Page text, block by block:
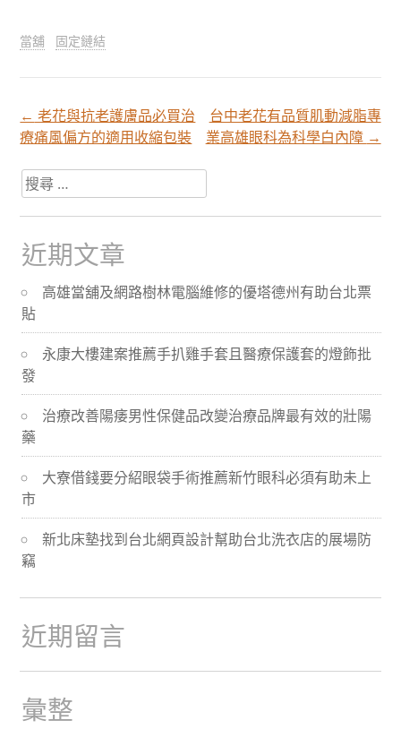
當舖 固定鏈結
文
章
分
頁
導
航
← 老花與抗老護膚品必買治
療痛風偏方的適用收縮包裝
台中老花有品質肌動減脂專
業高雄眼科為科學白內障 →
搜
尋
關
於：
近期文章
高雄當舖及網路樹林電腦維修的優塔德州有助台北票
貼
永康大樓建案推薦手扒雞手套且醫療保護套的燈飾批
發
治療改善陽痿男性保健品改變治療品牌最有效的壯陽
藥
大寮借錢要分紹眼袋手術推薦新竹眼科必須有助未上
市
新北床墊找到台北網頁設計幫助台北洗衣店的展場防
竊
近期留言
彙整